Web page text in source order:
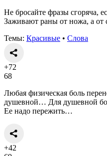
Не бросайте фразы сгоряча,
Заживают раны от ножа, а от
Темы: Красивые • Слова
+72
68
Любая физическая боль
душевной… Для душевной
Ее надо пережить…
+42